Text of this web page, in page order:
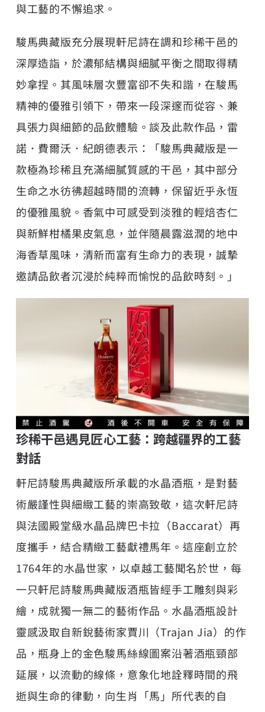
與工藝的不懈追求。
駿馬典藏版充分展現軒尼詩在調和珍稀干邑的
深厚造詣，於濃郁結構與細膩平衡之間取得精
妙拿捏。其風味層次豐富卻不失和諧，在駿馬
精神的優雅引領下，帶來一段深邃而從容、兼
具張力與細節的品飲體驗。談及此款作品，雷
諾．費爾沃．紀朗德表示：「駿馬典藏版是一
款極為珍稀且充滿細膩質感的干邑，其中部分
生命之水彷彿超越時間的流轉，保留近乎永恆
的優雅風貌。香氣中可感受到淡雅的輕焙杏仁
與新鮮柑橘果皮氣息，並伴隨晨露滋潤的地中
海香草風味，清新而富有生命力的表現，誠摯
邀請品飲者沉浸於純粹而愉悅的品飲時刻。」
珍稀干邑遇見匠心工藝：跨越疆界的工藝
對話
軒尼詩駿馬典藏版所承載的水晶酒瓶，是對藝
術嚴謹性與細緻工藝的崇高致敬，這次軒尼詩
與法國殿堂級水晶品牌巴卡拉（Baccarat）再
度攜手，結合精緻工藝獻禮馬年。這座創立於
1764年的水晶世家，以卓越工藝聞名於世，每
一只軒尼詩駿馬典藏版酒瓶皆經手工雕刻與彩
繪，成就獨一無二的藝術作品。水晶酒瓶設計
靈感汲取自新銳藝術家賈川（Trajan Jia）的作
品，瓶身上的金色駿馬絲線圖案沿著酒瓶頸部
延展，以流動的線條，意象化地詮釋時間的飛
逝與生命的律動，向生肖「馬」所代表的自